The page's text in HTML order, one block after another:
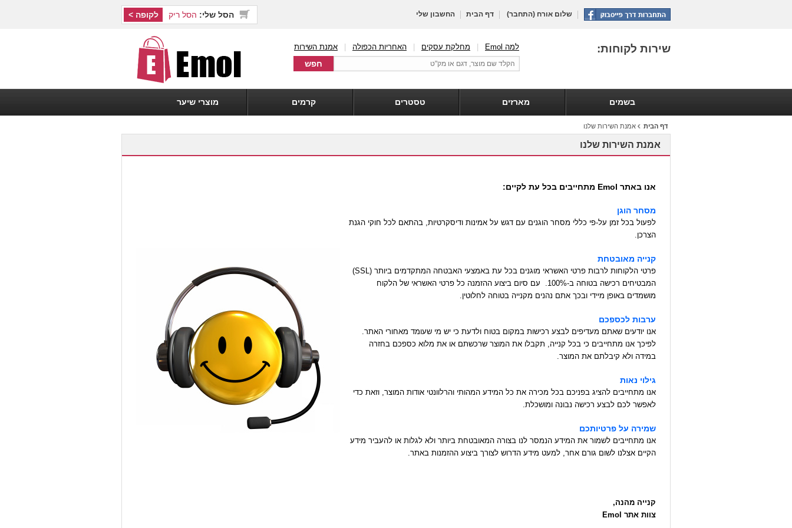
שלום אורח (התחבר) דף הבית החשבון שלי הסל שלי: הסל ריק לקופה >
שירות לקוחות: למה Emol מחלקת עסקים האחריות הכפולה אמנת השירות
מוצרי שיער קרמים טסטרים מארזים בשמים
דף הבית אמנת השירות שלנו
אמנת השירות שלנו
אנו באתר Emol מתחייבים בכל עת לקיים:
מסחר הוגן
לפעול בכל זמן על-פי כללי מסחר הוגנים עם דגש על אמינות ודיסקרטיות, בהתאם לכל חוקי הגנת
הצרכן.
קנייה מאובטחת
פרטי הלקוחות לרבות פרטי האשראי מוגנים בכל עת באמצעי האבטחה המתקדמים ביותר (SSL)
המבטיחים רכישה בטוחה ב-100%. עם סיום ביצוע ההזמנה כל פרטי האשראי של הלקוח
מושמדים באופן מיידי ובכך אתם נהנים מקנייה בטוחה לחלוטין.
ערבות לכספכם
אנו יודעים שאתם מעדיפים לבצע רכישות במקום בטוח ולדעת כי יש מי שעומד מאחורי האתר.
לפיכך אנו מתחייבים כי בכל קנייה, תקבלו את המוצר שרכשתם או את מלוא כספכם בחזרה
במידה ולא קיבלתם את המוצר.
גילוי נאות
אנו מתחייבים להציג בפניכם בכל מכירה את כל המידע המהותי והרלוונטי אודות המוצר, וזאת כדי
לאפשר לכם לבצע רכישה נבונה ומושכלת.
שמירה על פרטיותכם
אנו מתחייבים לשמור את המידע הנמסר לנו בצורה המאובטחת ביותר ולא לגלות או להעביר מידע
הקיים אצלנו לשום גורם אחר, למעט מידע הדרוש לצורך ביצוע ההזמנות באתר.
קנייה מהנה,
צוות אתר Emol